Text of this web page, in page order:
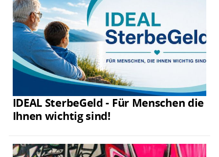
IDEAL SterbeGeld - Für Menschen die
Ihnen wichtig sind!